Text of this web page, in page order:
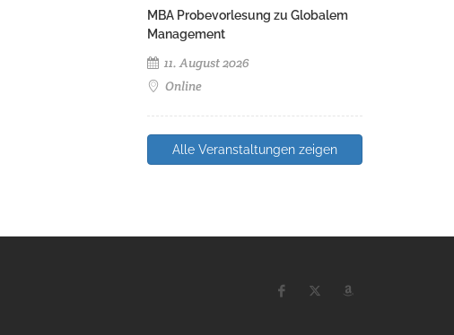
MBA Probevorlesung zu Globalem
Management
11. August 2026
Online
Alle Veranstaltungen zeigen